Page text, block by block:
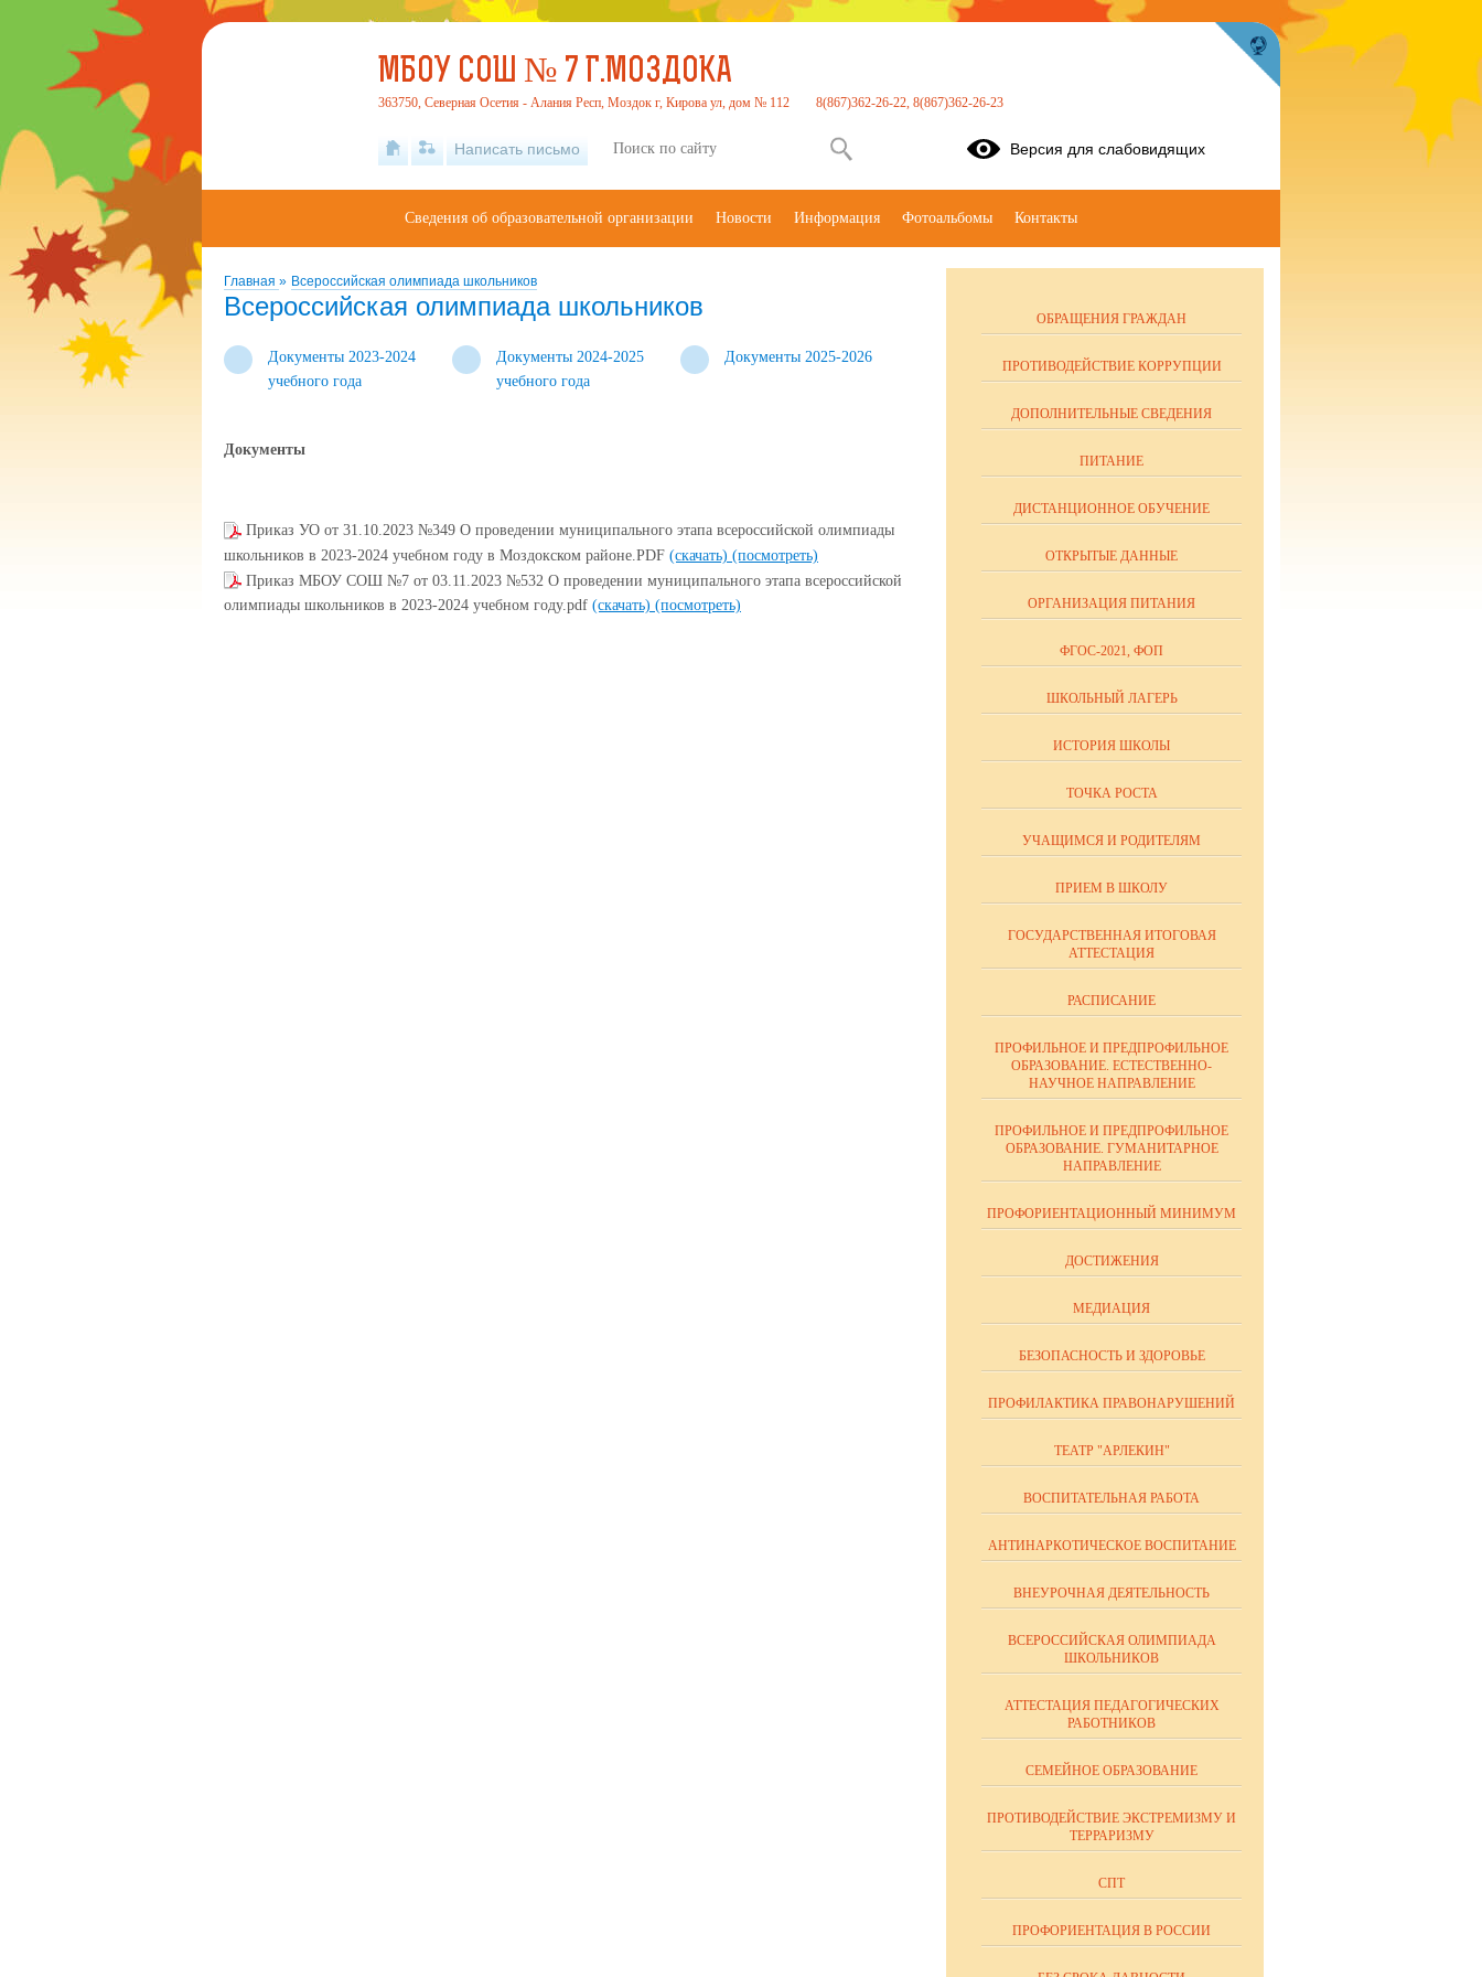
Главная » Всероссийская олимпиада школьников
Всероссийская олимпиада школьников
Документы 2023-2024
учебного года
Документы 2024-2025
учебного года
Документы 2025-2026
Документы
Приказ УО от 31.10.2023 №349 О проведении муниципального этапа всероссийской олимпиады
школьников в 2023-2024 учебном году в Моздокском районе.PDF (скачать) (посмотреть)
Приказ МБОУ СОШ №7 от 03.11.2023 №532 О проведении муниципального этапа всероссийской
олимпиады школьников в 2023-2024 учебном году.pdf (скачать) (посмотреть)
ОБРАЩЕНИЯ ГРАЖДАН
ПРОТИВОДЕЙСТВИЕ КОРРУПЦИИ
ДОПОЛНИТЕЛЬНЫЕ СВЕДЕНИЯ
ПИТАНИЕ
ДИСТАНЦИОННОЕ ОБУЧЕНИЕ
ОТКРЫТЫЕ ДАННЫЕ
ОРГАНИЗАЦИЯ ПИТАНИЯ
ФГОС-2021, ФОП
ШКОЛЬНЫЙ ЛАГЕРЬ
ИСТОРИЯ ШКОЛЫ
ТОЧКА РОСТА
УЧАЩИМСЯ И РОДИТЕЛЯМ
ПРИЕМ В ШКОЛУ
ГОСУДАРСТВЕННАЯ ИТОГОВАЯ
АТТЕСТАЦИЯ
РАСПИСАНИЕ
ПРОФИЛЬНОЕ И ПРЕДПРОФИЛЬНОЕ
ОБРАЗОВАНИЕ. ЕСТЕСТВЕННО-
НАУЧНОЕ НАПРАВЛЕНИЕ
ПРОФИЛЬНОЕ И ПРЕДПРОФИЛЬНОЕ
ОБРАЗОВАНИЕ. ГУМАНИТАРНОЕ
НАПРАВЛЕНИЕ
ПРОФОРИЕНТАЦИОННЫЙ МИНИМУМ
ДОСТИЖЕНИЯ
МЕДИАЦИЯ
БЕЗОПАСНОСТЬ И ЗДОРОВЬЕ
ПРОФИЛАКТИКА ПРАВОНАРУШЕНИЙ
ТЕАТР "АРЛЕКИН"
ВОСПИТАТЕЛЬНАЯ РАБОТА
АНТИНАРКОТИЧЕСКОЕ ВОСПИТАНИЕ
ВНЕУРОЧНАЯ ДЕЯТЕЛЬНОСТЬ
ВСЕРОССИЙСКАЯ ОЛИМПИАДА
ШКОЛЬНИКОВ
АТТЕСТАЦИЯ ПЕДАГОГИЧЕСКИХ
РАБОТНИКОВ
СЕМЕЙНОЕ ОБРАЗОВАНИЕ
ПРОТИВОДЕЙСТВИЕ ЭКСТРЕМИЗМУ И
ТЕРРАРИЗМУ
СПТ
ПРОФОРИЕНТАЦИЯ В РОССИИ
МБОУ СОШ № 7 Г.МОЗДОКА
363750, Северная Осетия - Алания Респ, Моздок г, Кирова ул, дом № 112 8(867)362-26-22, 8(867)362-26-23
Написать письмо Версия для слабовидящих
Сведения об образовательной организации Новости Информация Фотоальбомы Контакты